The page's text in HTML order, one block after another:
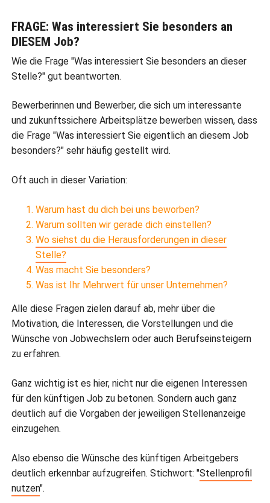
FRAGE: Was interessiert Sie besonders an
DIESEM Job?
Wie die Frage "Was interessiert Sie besonders an dieser
Stelle?" gut beantworten.
Bewerberinnen und Bewerber, die sich um interessante
und zukunftssichere Arbeitsplätze bewerben wissen, dass
die Frage "Was interessiert Sie eigentlich an diesem Job
besonders?" sehr häufig gestellt wird.
Oft auch in dieser Variation:
Warum hast du dich bei uns beworben?
Warum sollten wir gerade dich einstellen?
Wo siehst du die Herausforderungen in dieser
Stelle?
Was macht Sie besonders?
Was ist Ihr Mehrwert für unser Unternehmen?
Alle diese Fragen zielen darauf ab, mehr über die
Motivation, die Interessen, die Vorstellungen und die
Wünsche von Jobwechslern oder auch Berufseinsteigern
zu erfahren.
Ganz wichtig ist es hier, nicht nur die eigenen Interessen
für den künftigen Job zu betonen. Sondern auch ganz
deutlich auf die Vorgaben der jeweiligen Stellenanzeige
einzugehen.
Also ebenso die Wünsche des künftigen Arbeitgebers
deutlich erkennbar aufzugreifen. Stichwort: "Stellenprofil
nutzen".